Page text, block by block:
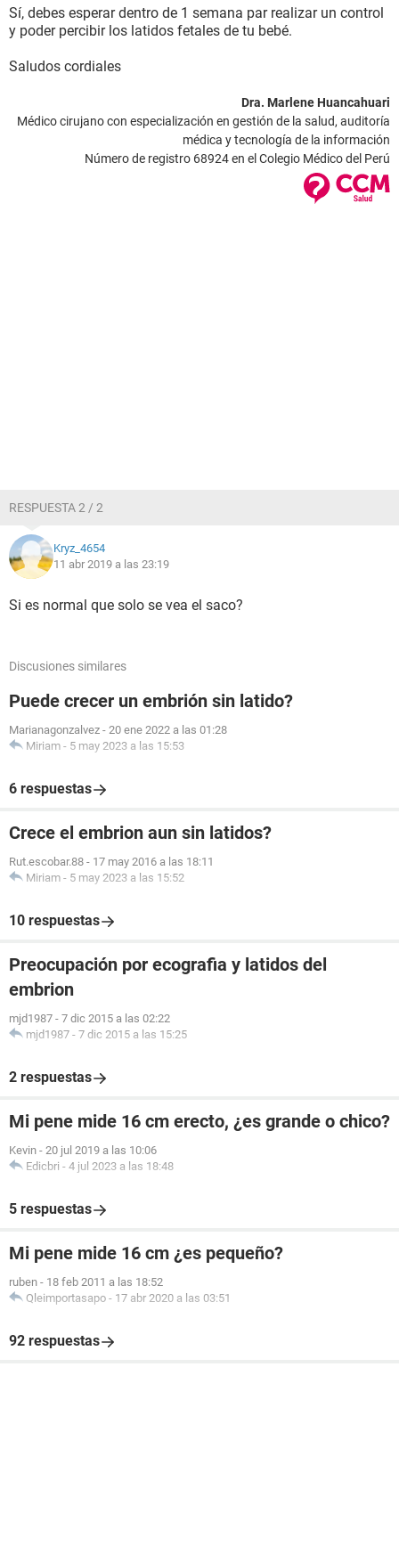
Sí, debes esperar dentro de 1 semana par realizar un control
y poder percibir los latidos fetales de tu bebé.
Saludos cordiales
Dra. Marlene Huancahuari
Médico cirujano con especialización en gestión de la salud, auditoría
médica y tecnología de la información
Número de registro 68924 en el Colegio Médico del Perú
RESPUESTA 2 / 2
Kryz_4654
11 abr 2019 a las 23:19
Si es normal que solo se vea el saco?
Discusiones similares
Puede crecer un embrión sin latido?
Marianagonzalvez - 20 ene 2022 a las 01:28
Miriam - 5 may 2023 a las 15:53
6 respuestas
Crece el embrion aun sin latidos?
Rut.escobar.88 - 17 may 2016 a las 18:11
Miriam - 5 may 2023 a las 15:52
10 respuestas
Preocupación por ecografia y latidos del
embrion
mjd1987 - 7 dic 2015 a las 02:22
mjd1987 - 7 dic 2015 a las 15:25
2 respuestas
Mi pene mide 16 cm erecto, ¿es grande o chico?
Kevin - 20 jul 2019 a las 10:06
Edicbri - 4 jul 2023 a las 18:48
5 respuestas
Mi pene mide 16 cm ¿es pequeño?
ruben - 18 feb 2011 a las 18:52
Qleimportasapo - 17 abr 2020 a las 03:51
92 respuestas